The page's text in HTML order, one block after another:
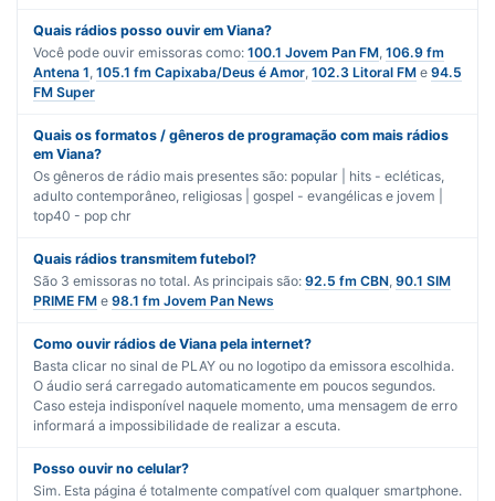
Quais rádios posso ouvir em Viana?
Você pode ouvir emissoras como: 100.1 Jovem Pan FM 106.9 fm
Antena 1 105.1 fm Capixaba/Deus é Amor 102.3 Litoral FM e 94.5
FM Super
Quais os formatos / gêneros de programação com mais rádios
em Viana?
Os gêneros de rádio mais presentes são: popular | hits - ecléticas
adulto contemporâneo religiosas | gospel - evangélicas e jovem |
top40 - pop chr
Quais rádios transmitem futebol?
São 3 emissoras no total. As principais são: 92.5 fm CBN 90.1 SIM
PRIME FM e 98.1 fm Jovem Pan News
Como ouvir rádios de Viana pela internet?
Basta clicar no sinal de PLAY ou no logotipo da emissora escolhida.
O áudio será carregado automaticamente em poucos segundos.
Caso esteja indisponível naquele momento, uma mensagem de erro
informará a impossibilidade de realizar a escuta.
Posso ouvir no celular?
Sim. Esta página é totalmente compatível com qualquer smartphone.